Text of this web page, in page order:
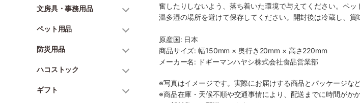
文房具・事務用品
ペット用品
防災用品
ハコストック
ギフト
奮したりしないよう、落ち着いた環境で与えてください。ペ
温多湿の場所を避けて保存してください。開封後は冷蔵し、賞
原産国: 日本
商品サイズ: 幅150mm × 奥行き20mm × 高さ220mm
メーカー名: ドギーマンハヤシ株式会社食品営業部
※写真はイメージです。実際にお届けする商品とパッケージな
※商品在庫・天候不順や交通事情により、配送までに時間がか